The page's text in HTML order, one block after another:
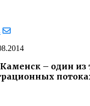
– один из